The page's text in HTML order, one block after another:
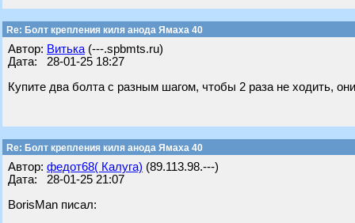
Re: Болт крепления киля анода Ямаха 40
Автор: Витька (---.spbmts.ru)
Дата: 28-01-25 18:27
Купите два болта с разным шагом, чтобы 2 раза не ходить,
Re: Болт крепления киля анода Ямаха 40
Автор: федот68( Калуга) (89.113.98.---)
Дата: 28-01-25 21:07
BorisMan писал: